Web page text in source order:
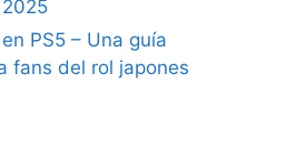
PS5 – Una guía
fans del rol japones